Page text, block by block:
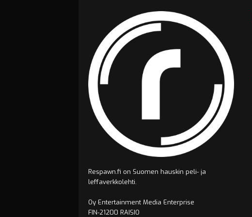
Respawn.fi on Suomen hauskin peli- ja
leffaverkkolehti.
Oy Entertainment Media Enterprise
FIN-21200 RAISIO